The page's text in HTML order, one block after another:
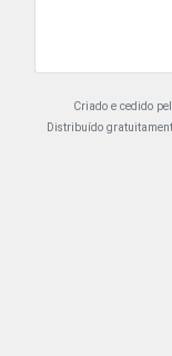
Criado e cedido
Distribuído